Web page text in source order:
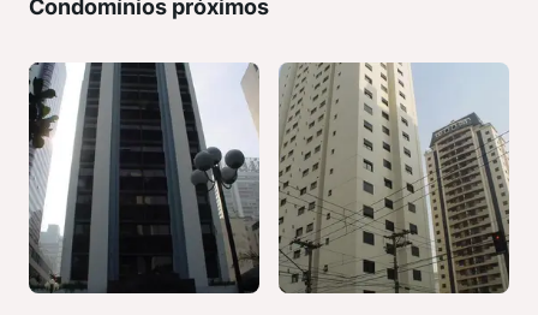
Condomínios próximos